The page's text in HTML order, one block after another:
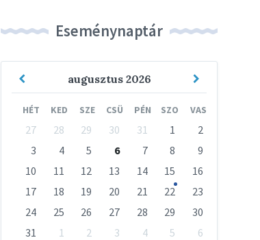
Eseménynaptár
augusztus 2026
Previous
Next
HÉT KED SZE CSÜ PÉN SZO VAS
Skip
calendar
days
27 28 29 30 31 1
2
3
4 5 6 7 8
9
10
11 12 13 14 15
16
17
18 19 20 21 22
23
24
25 26 27 28 29
30
31
1 2 3 4 5
6